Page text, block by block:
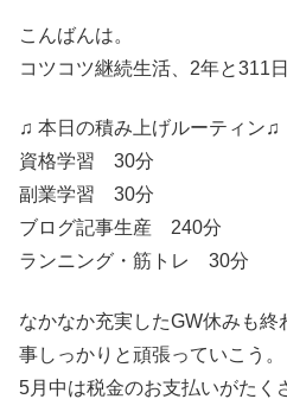
こんばんは。
コツコツ継続生活、2年と311日
♫ 本日の積み上げルーティン♫
資格学習 30分
副業学習 30分
ブログ記事生産 240分
ランニング・筋トレ 30分
なかなか充実したGW休みも
事しっかりと頑張っていこう。
5月中は税金のお支払いがたく